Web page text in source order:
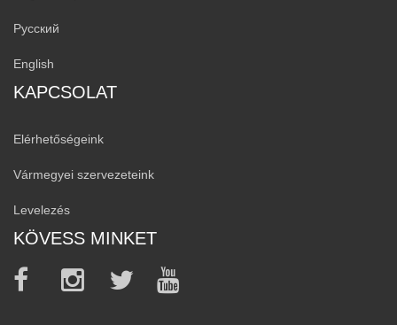
Русский
English
KAPCSOLAT
Elérhetőségeink
Vármegyei szervezeteink
Levelezés
KÖVESS MINKET